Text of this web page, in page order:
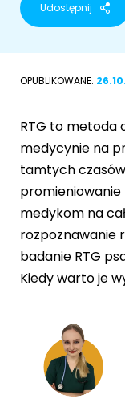
RASY PSÓW
Sznaucer
Golden retriever
Buldog francuski
Owczarek
Przyjazne
Kot perski
Kot rosyjski
Udostępnij
OPUBLIKOWANE:
RTG to metoda
medycynie na
tamtych czasów
medykom na
rozpoznawanie
badanie RTG
Kiedy warto je